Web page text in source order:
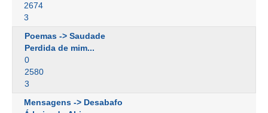
2674
3
Poemas -> Saudade
Perdida de mim...
0
2580
3
Mensagens -> Desabafo